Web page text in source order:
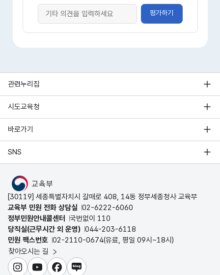
평가하기
관련누리집
시도교육청
바로가기
SNS
MOE
[30119] 세종특별자치시 갈매로 408, 14동 정부세종청사 교육부
교육부 민원 전화 상담실 02-6222-6060
정부민원안내콜센터
국번없이 110
당직실(근무시간 외 운영) 044-203-6118
민원 팩스번호 02-2110-0674(유료, 평일 09시~18시)
찾아오시는 길